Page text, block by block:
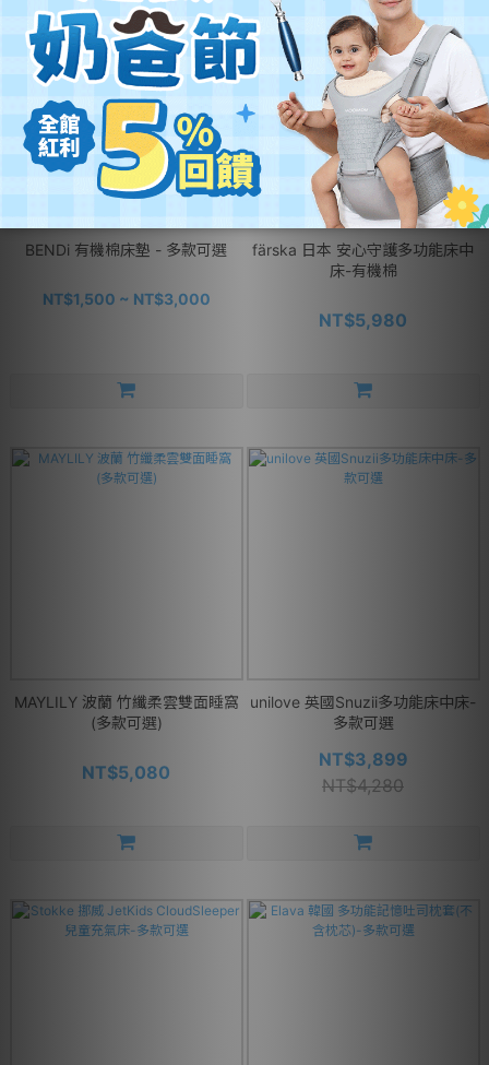
BENDi 有機棉床墊 - 多款可選
NT$1,500 ~ NT$3,000
färska 日本 安心守護多功能床中
床-有機棉
NT$5,980
MAYLILY 波蘭 竹纖柔雲雙面睡窩
(多款可選)
NT$5,080
unilove 英國Snuzii多功能床中床-
多款可選
NT$3,899
NT$4,280